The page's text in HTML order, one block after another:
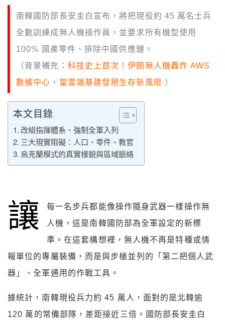
南韓國防部長安圭白宣布，將把現役約 45 萬名士兵
全數訓練成無人機操作員，並要求所有機型使用
100% 國產零件、排除中國供應鏈。
（背景補充： 科技史上首次！伊朗無人機轟炸 AWS
數據中心，當雲端基建發現生存新風險 ）
本文目錄
改組指揮體系、強制全軍入列
三大現實阻礙：人口、零件、教官
烏克蘭模式的真實樣貌與區域脈絡
讓
每一名步兵都能像操作隨身武器一樣操作無
人機，這是南韓國防部為全軍設定的新標
準。在這套構想裡，無人機不再是特種或情
報單位的專屬裝備，而是與步槍並列的「第二把個人武
器」、全軍通用的作戰工具。
據統計，南韓現役兵力約 45 萬人，面對的是北韓逾
120 萬的常備部隊，差距接近三倍。國防部長安圭白